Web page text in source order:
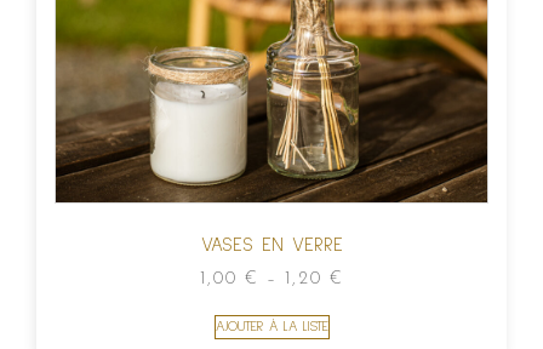
VASES EN VERRE
1,00 € – 1,20 €
AJOUTER À LA LISTE